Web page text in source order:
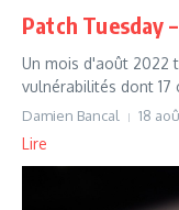
Patch Tuesday
Un mois d'août 2022
vulnérabilités dont 17
Damien Bancal 18
Lire